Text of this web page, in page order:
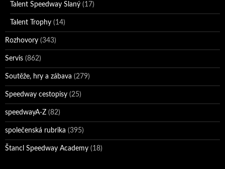
Talent Speedway Slaný (17)
Talent Trophy (14)
Rozhovory (343)
Servis (862)
Soutěže, hry a zábava (279)
Speedway cestopisy (25)
speedwayA-Z (82)
společenská rubrika (395)
Štancl Speedway Academy (18)